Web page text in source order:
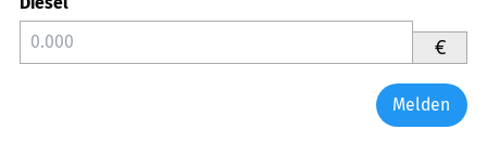
€
Melden